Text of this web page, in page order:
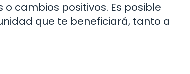
cambios positivos. Es posible
que te beneficiará, tanto a